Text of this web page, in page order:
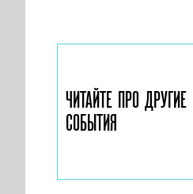
ЧИТАЙТЕ ПРО ДРУГИЕ
СОБЫТИЯ